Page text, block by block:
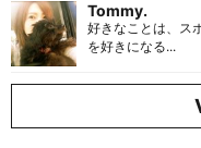
Tommy.
好きなことは、ス
を好きになる...